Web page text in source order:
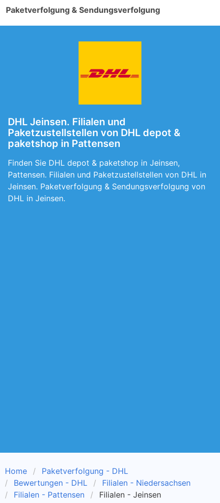
Paketverfolgung & Sendungsverfolgung
DHL Jeinsen. Filialen und
Paketzustellstellen von DHL depot &
paketshop in Pattensen
Finden Sie DHL depot & paketshop in Jeinsen,
Pattensen. Filialen und Paketzustellstellen von DHL in
Jeinsen. Paketverfolgung & Sendungsverfolgung von
DHL in Jeinsen.
Home
Paketverfolgung - DHL
Bewertungen - DHL
Filialen - Niedersachsen
Filialen - Pattensen
Filialen - Jeinsen